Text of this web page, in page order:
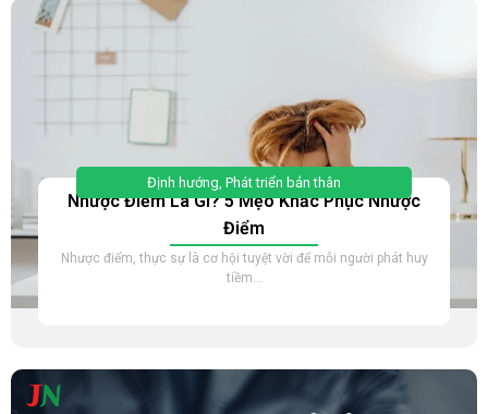
Định hướng Phát triển bản thân
Nhược Điểm Là Gì? 5 Mẹo Khắc Phục Nhược
Điểm
Nhược điểm, thực sự là cơ hội tuyệt vời để mỗi người phát huy
tiềm...